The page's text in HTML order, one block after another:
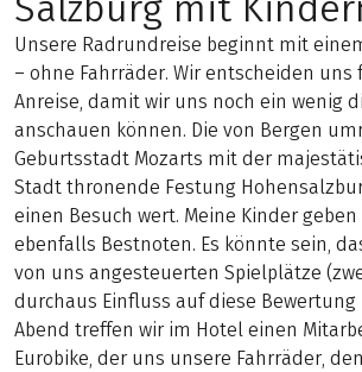
Unsere Radrundreise beginnt mit
– ohne Fahrräder. Wir entscheiden uns
Anreise, damit wir uns noch ein wenig
anschauen können. Die von Bergen
Geburtsstadt Mozarts mit der
Stadt thronende Festung
einen Besuch wert. Meine Kinder
ebenfalls Bestnoten. Es könnte sein,
von uns angesteuerten Spielplätze
durchaus Einfluss auf diese Bewertung
Abend treffen wir im Hotel einen
Eurobike, der uns unsere Fahrräder,